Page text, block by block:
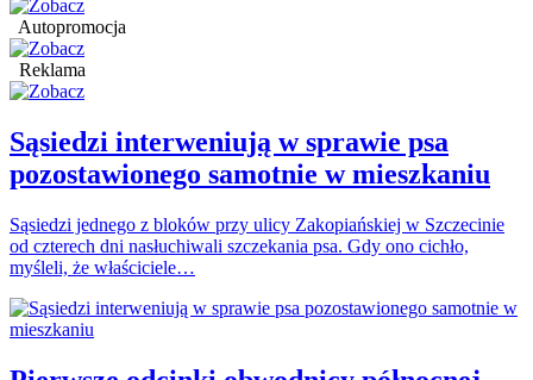
Autopromocja
Reklama
Sąsiedzi interweniują w sprawie psa
pozostawionego samotnie w mieszkaniu
Sąsiedzi jednego z bloków przy ulicy Zakopiańskiej w Szczecinie
od czterech dni nasłuchiwali szczekania psa. Gdy ono cichło,
myśleli, że właściciele…